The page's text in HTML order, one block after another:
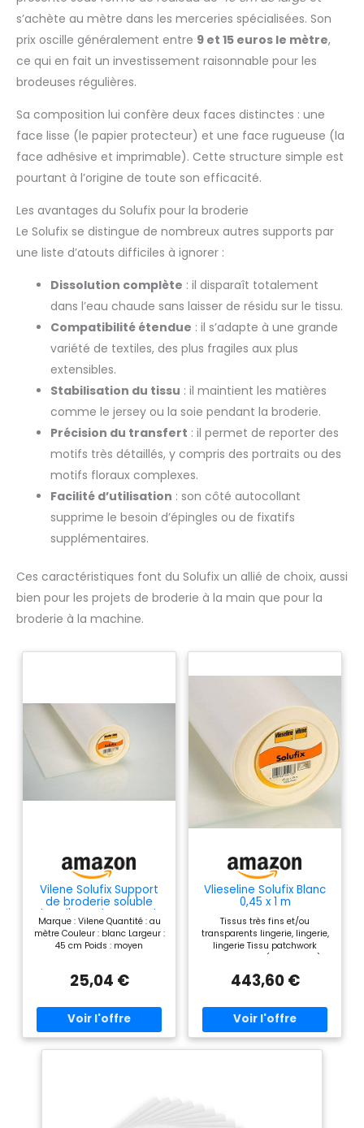
s’achète au mètre dans les merceries spécialisées. Son
prix oscille généralement entre 9 et 15 euros le mètre,
ce qui en fait un investissement raisonnable pour les
brodeuses régulières.
Sa composition lui confère deux faces distinctes : une
face lisse (le papier protecteur) et une face rugueuse (la
face adhésive et imprimable). Cette structure simple est
pourtant à l’origine de toute son efficacité.
Les avantages du Solufix pour la broderie
Le Solufix se distingue de nombreux autres supports par
une liste d’atouts difficiles à ignorer :
Dissolution complète : il disparaît totalement
dans l’eau chaude sans laisser de résidu sur le tissu.
Compatibilité étendue : il s’adapte à une grande
variété de textiles, des plus fragiles aux plus
extensibles.
Stabilisation du tissu : il maintient les matières
comme le jersey ou la soie pendant la broderie.
Précision du transfert : il permet de reporter des
motifs très détaillés, y compris des portraits ou des
motifs floraux complexes.
Facilité d’utilisation : son côté autocollant
supprime le besoin d’épingles ou de fixatifs
supplémentaires.
Ces caractéristiques font du Solufix un allié de choix, aussi
bien pour les projets de broderie à la main que pour la
broderie à la machine.
Vilene Solufix Support
de broderie soluble
dans l'eau Blanc Vendu
au mètre 45 cm
Marque : Vilene Quantité : au
mètre Couleur : blanc Largeur :
45 cm Poids : moyen
25,04 €
Vlieseline Solufix Blanc
0,45 x 1 m
Tissus très fins et/ou
transparents lingerie, lingerie,
lingerie Tissu patchwork
Divers tissus (par ex. soie)
les procédés de broderie à la
443,60 €